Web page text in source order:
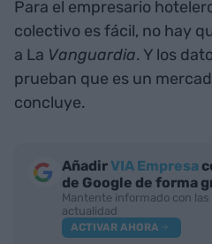
Para el empresario
colectivo es fácil, no hay
a La Vanguardia. Y los
prueban que es un
concluye.
AñadirVIA Empresa
de Google de forma
Mantente informado con
actualidad
ACTIVAR AHORA